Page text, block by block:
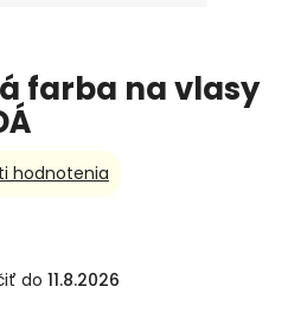
farba na vlasy
11.8.2026
hodnotenia